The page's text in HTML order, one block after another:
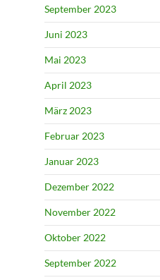
September 2023
Juni 2023
Mai 2023
April 2023
März 2023
Februar 2023
Januar 2023
Dezember 2022
November 2022
Oktober 2022
September 2022